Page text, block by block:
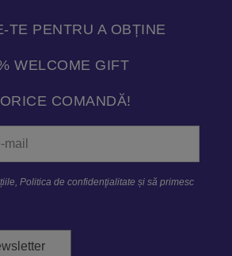
TE PENTRU A OBȚINE
WELCOME GIFT
COMANDĂ!
,Politica de confidenţialitate și să primesc